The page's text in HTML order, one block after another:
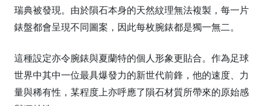
瑞典被發現。由於隕石本身的天然紋理無法複製，每一片
錶盤都會呈現不同圖案，因此每枚腕錶都是獨一無二。
這種設定亦令腕錶與夏蘭特的個人形象更貼合。作為足球
世界中其中一位最具爆發力的新世代前鋒，他的速度、力
量與稀有性，某程度上亦呼應了隕石材質所帶來的原始感